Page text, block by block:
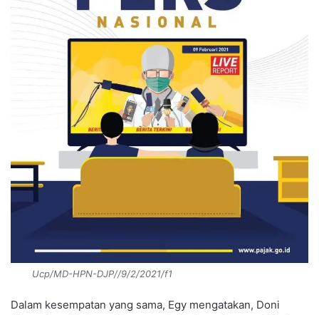
Ucp/MD-HPN-DJP//9/2/2021/f1
Dalam kesempatan yang sama, Egy mengatakan, Doni